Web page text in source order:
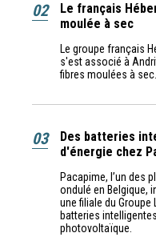
02
Le français
moulée à sec
Le groupe français
s'est associé à
fibres moulées à sec.
03
Des batteries
d'énergie chez
Pacapime, l’un des
ondulé en Belgique,
une filiale du Groupe
batteries
photovoltaïque.